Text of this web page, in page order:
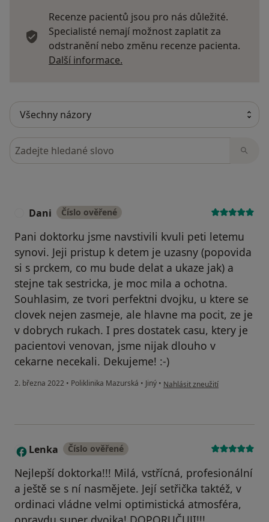
Recenze pacientů jsou pro nás důležité.
Specialisté nemají možnost zaplatit za
odstranění nebo změnu recenze pacienta.
Další informace.
Hledejte v názorech
Dani Číslo ověřené
Pani doktorku jsme navstivili kvuli peti letemu
synovi. Jeji pristup k detem je uzasny (popovida
si s prckem, co mu bude delat a ukaze jak) a
stejne tak sestricka, je moc mila a ochotna.
Souhlasim, ze tvori perfektni dvojku, u ktere se
clovek nejen zasmeje, ale hlavne ma pocit, ze je
v dobrych rukach. I pres dostatek casu, ktery je
pacientovi venovan, jsme nijak dlouho v
cekarne necekali. Dekujeme! :-)
2. března 2022 • Poliklinika Mazurská • Jiný • podle názoru uživatele Dani
Nahlásit zneužití
L Lenka Číslo ověřené
Nejlepší doktorka!!! Milá, vstřícná, profesionální
a ještě se s ní nasmějete. Její setřička taktéž, v
ordinaci vládne velmi optimistická atmosféra,